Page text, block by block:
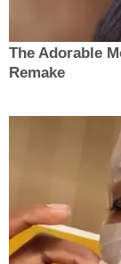
The Adorable
Remake